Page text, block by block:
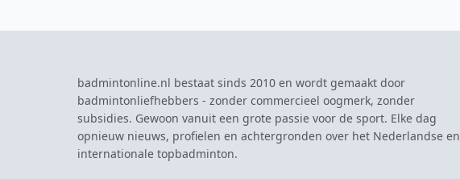
badmintonline.nl bestaat sinds 2010 en wordt gemaakt door
badmintonliefhebbers - zonder commercieel oogmerk, zonder
subsidies. Gewoon vanuit een grote passie voor de sport. Elke dag
opnieuw nieuws, profielen en achtergronden over het Nederlandse en
internationale topbadminton.